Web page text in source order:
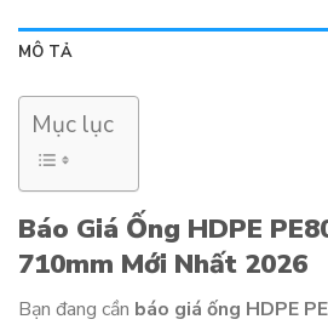
MÔ TẢ
Mục lục
Báo Giá Ống HDPE
710mm Mới Nhất 2026
Bạn đang cần báo giá ống HDPE